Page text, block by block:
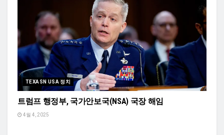
TEXASN USA 정치
트럼프 행정부, 국가안보국(NSA) 국장 해임​
4월 4, 2025